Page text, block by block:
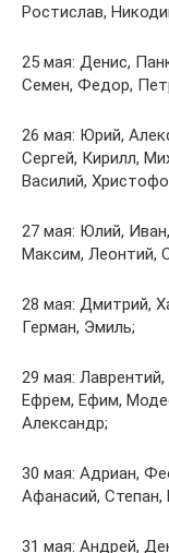
Ростислав,
25 мая: Денис,
Семен, Федор,
26 мая: Юрий,
Сергей, Кирилл,
Василий,
27 мая: Юлий,
Максим, Леонтий,
28 мая: Дмитрий,
Герман, Эмиль;
29 мая:
Ефрем, Ефим,
Александр;
30 мая: Адриан,
Афанасий, Степан,
31 мая: Андрей,